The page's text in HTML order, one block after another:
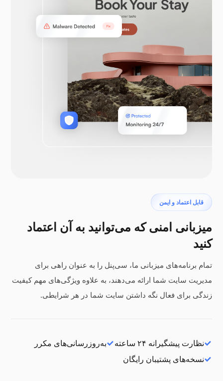
قابل اعتماد و ایمن
میزبانی امنی که می‌توانید به آن اعتماد
کنید
تمام برنامه‌های میزبانی ما، سی‌پنل را به عنوان راهی برای
مدیریت سایت شما ارائه می‌دهند، به علاوه ویژگی‌های مهم کیفیت
زندگی برای فعال نگه داشتن سایت شما در هر شرایطی.
نظارت پیشگیرانه ۲۴ ساعته
به‌روزرسانی‌های مکرر
نسخه‌های پشتیبان رایگان